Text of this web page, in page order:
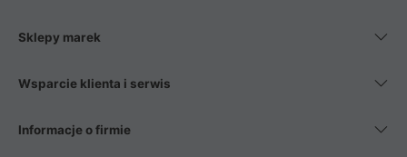
Sklepy marek
Wsparcie klienta i serwis
Informacje o firmie